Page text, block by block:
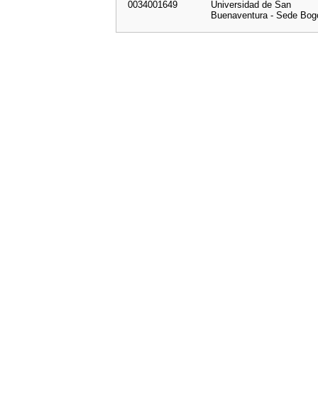
0034001649
Universidad de San
Buenaventura - Sede